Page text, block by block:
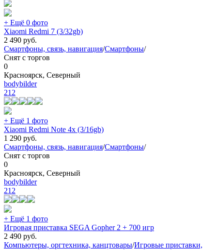
+ Ещё 0 фото
Xiaomi Redmi 7 (3/32gb)
2 490 руб.
Смартфоны, связь, навигация/Смартфоны/
Снят с торгов
0
Красноярск, Северный
bodybilder
212
+ Ещё 1 фото
Xiaomi Redmi Note 4x (3/16gb)
1 290 руб.
Смартфоны, связь, навигация/Смартфоны/
Снят с торгов
0
Красноярск, Северный
bodybilder
212
+ Ещё 1 фото
Игровая приставка SEGA Gopher 2 + 700 игр
2 490 руб.
Компьютеры, оргтехника, канцтовары/Игровые приставки,